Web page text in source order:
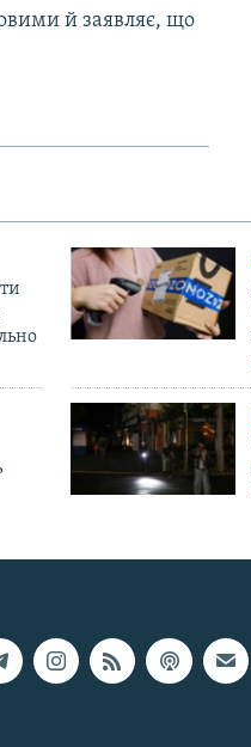
й заявляє, що